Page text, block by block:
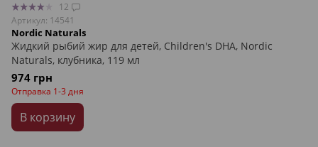
12
Артикул: 14541
Nordic Naturals
Жидкий рыбий жир для детей, Children's DHA, Nordic
Naturals, клубника, 119 мл
974 грн
Отправка 1-3 дня
В корзину